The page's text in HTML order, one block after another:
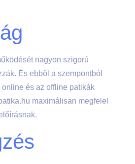
nagyon szigorú
És ebből a szempontból
és az offline patikák
maximálisan megfelel